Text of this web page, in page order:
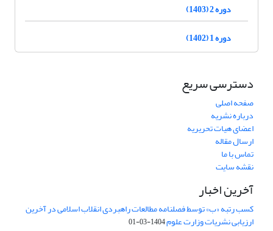
دوره 2 (1403)
دوره 1 (1402)
دسترسی سریع
صفحه اصلی
درباره نشریه
اعضای هیات تحریریه
ارسال مقاله
تماس با ما
نقشه سایت
آخرین اخبار
کسب رتبه «ب» توسط فصلنامه مطالعات راهبردی انقلاب اسلامی در آخرین
ارزیابی نشریات وزارت علوم1404-03-01